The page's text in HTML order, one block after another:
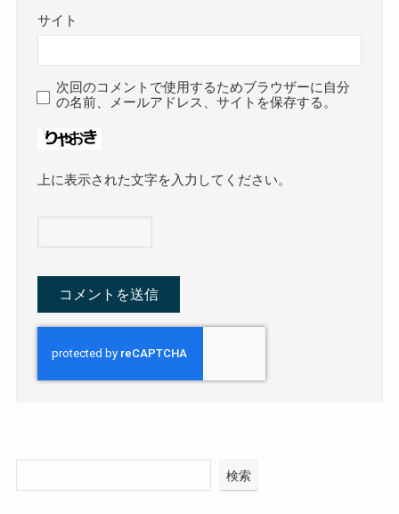
サイト
次回のコメントで使用するためブラウザーに自分
の名前、メールアドレス、サイトを保存する。
上に表示された文字を入力してください。
検索